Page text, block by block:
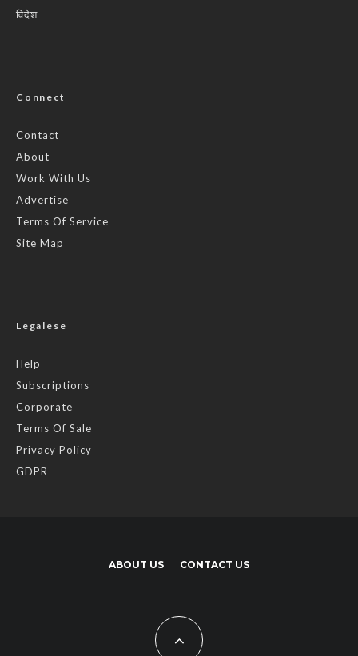
विदेश
Connect
Contact
About
Work With Us
Advertise
Terms Of Service
Site Map
Legalese
Help
Subscriptions
Corporate
Terms Of Sale
Privacy Policy
GDPR
ABOUT US CONTACT US